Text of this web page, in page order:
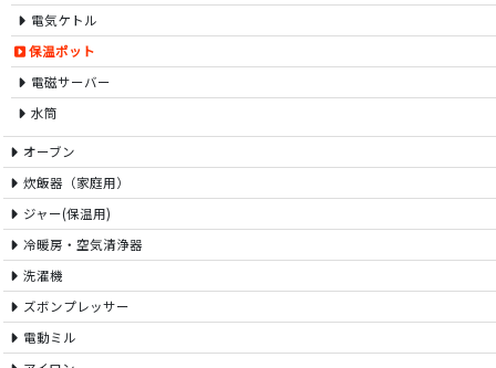
電気ケトル
保温ポット
電磁サーバー
水筒
オーブン
炊飯器（家庭用）
ジャー(保温用)
冷暖房・空気清浄器
洗濯機
ズボンプレッサー
電動ミル